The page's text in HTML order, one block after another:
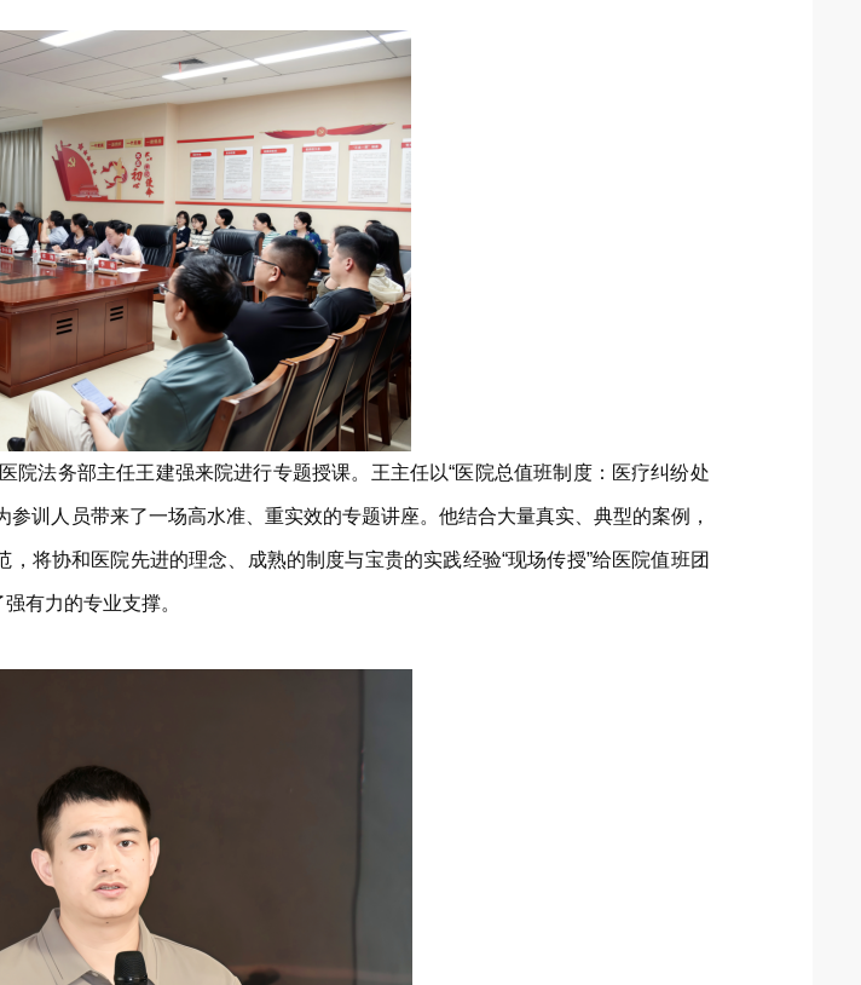
院法务部主任王建强来院进行专题授课。王主任以“医院总值班制度：医疗纠纷处
训人员带来了一场高水准、重实效的专题讲座。他结合大量真实、典型的案例，
将协和医院先进的理念、成熟的制度与宝贵的实践经验“现场传授”给医院值班团
有力的专业支撑。